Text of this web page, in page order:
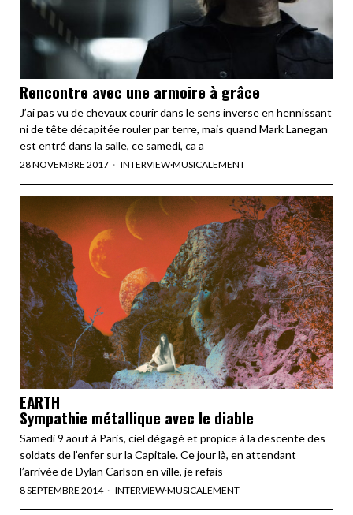
Rencontre avec une armoire à grâce
J’ai pas vu de chevaux courir dans le sens inverse en hennissant
ni de tête décapitée rouler par terre, mais quand Mark Lanegan
est entré dans la salle, ce samedi, ca a
28 NOVEMBRE 2017 INTERVIEW·MUSICALEMENT
EARTH
Sympathie métallique avec le diable
Samedi 9 aout à Paris, ciel dégagé et propice à la descente des
soldats de l’enfer sur la Capitale. Ce jour là, en attendant
l’arrivée de Dylan Carlson en ville, je refais
8 SEPTEMBRE 2014 INTERVIEW·MUSICALEMENT